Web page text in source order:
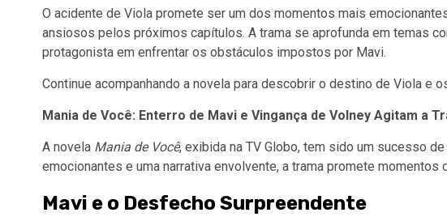
O acidente de Viola promete ser um dos momentos mais
ansiosos pelos próximos capítulos. A trama se aprofunda em temas
protagonista em enfrentar os obstáculos impostos por Mavi.
Continue acompanhando a novela para descobrir o destino de Viola e
Mania de Você: Enterro de Mavi e Vingança de Volney Agitam a
A novela Mania de Você, exibida na TV Globo, tem sido um sucesso
emocionantes e uma narrativa envolvente, a trama promete
Mavi e o Desfecho Surpreendente